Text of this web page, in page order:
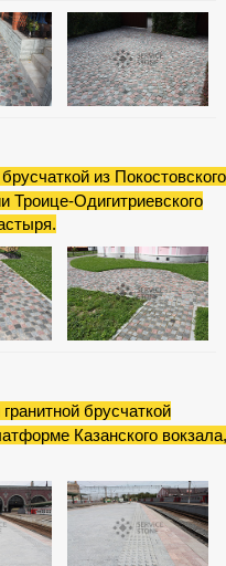
из Покостовского
Троице-Одигитриевского
брусчаткой
Казанского вокзала,